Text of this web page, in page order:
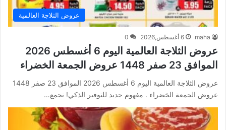
عروض الثلاجة العالمية
maha 6 أغسطس,2026 0
عروض الثلاجة العالمية اليوم 6 أغسطس 2026
الموافق 23 صفر 1448 عروض الجمعة الخضراء
عروض الثلاجة العالمية اليوم 6 أغسطس 2026 الموافق 23 صفر 1448
عروض الجمعة الخضراء . مفهوم جديد للتوفير الذكي! نجمع…